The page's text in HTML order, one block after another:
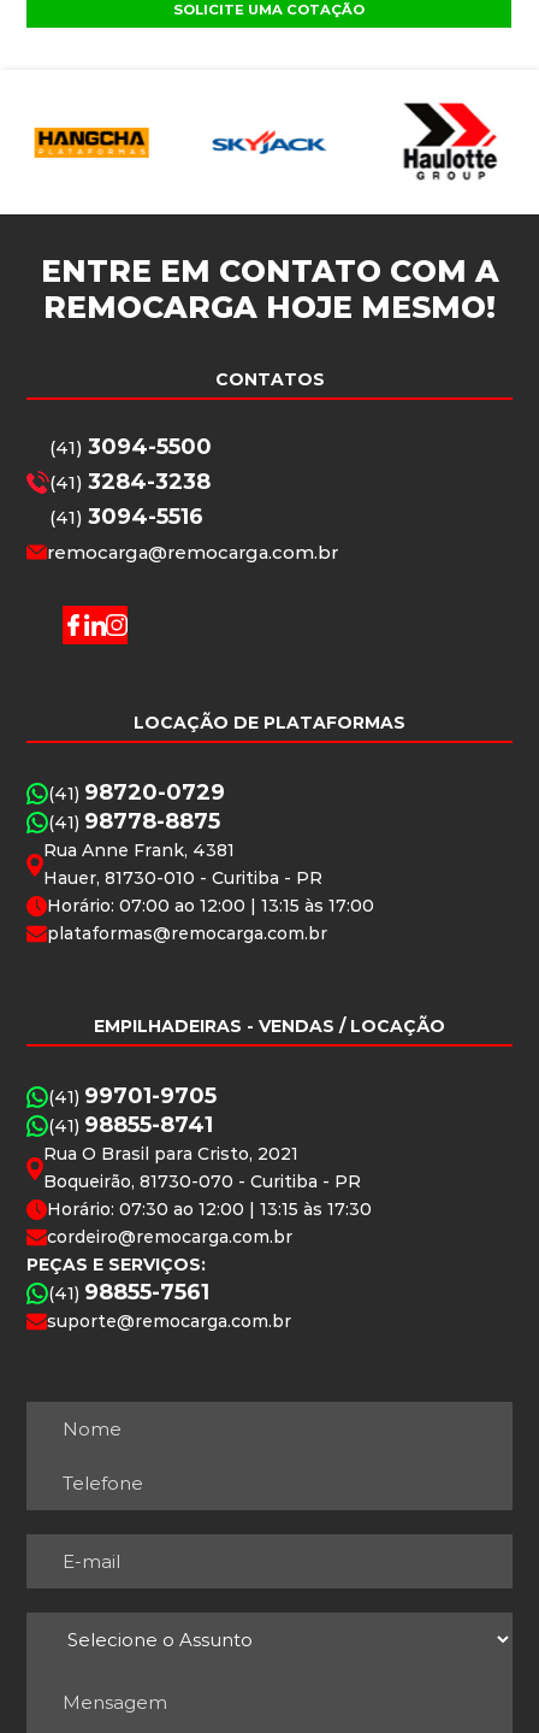
SOLICITE UMA COTAÇÃO
ENTRE EM CONTATO COM A
REMOCARGA HOJE MESMO!
CONTATOS
(41)3094-5500
(41)3284-3238
(41)3094-5516
remocarga@remocarga.com.br
LOCAÇÃO DE PLATAFORMAS
(41) 98720-0729
(41) 98778-8875
Rua Anne Frank, 4381
Hauer, 81730-010 - Curitiba - PR
Horário: 07:00 ao 12:00 | 13:15 às 17:00
plataformas@remocarga.com.br
EMPILHADEIRAS - VENDAS / LOCAÇÃO
(41) 99701-9705
(41) 98855-8741
Rua O Brasil para Cristo, 2021
Boqueirão, 81730-070 - Curitiba - PR
Horário: 07:30 ao 12:00 | 13:15 às 17:30
cordeiro@remocarga.com.br
PEÇAS E SERVIÇOS:
(41) 98855-7561
suporte@remocarga.com.br